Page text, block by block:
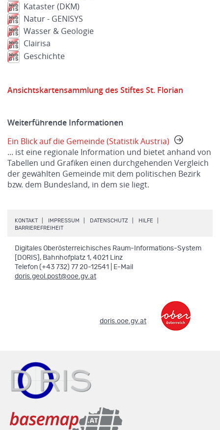
Kataster (DKM)
Natur - GENISYS
Wasser & Geologie
Clairisa
Geschichte
Ansichtskartensammlung des Stiftes St. Florian
Weiterführende Informationen
Ein Blick auf die Gemeinde (Statistik Austria)
... ist eine regionale Information und bietet anhand von
Tabellen und Grafiken einen durchgehenden Vergleich
der gewählten Gemeinde mit dem politischen Bezirk
bzw. dem Bundesland, in dem sie liegt.
KONTAKT IMPRESSUM DATENSCHUTZ HILFE
BARRIEREFREIHEIT.
Digitales Oberösterreichisches Raum-Informations-System
[DORIS], Bahnhofplatz 1, 4021 Linz
Telefon (+43 732) 77 20-12541 | E-Mail
doris.geol.post@ooe.gv.at
doris.ooe.gv.at.